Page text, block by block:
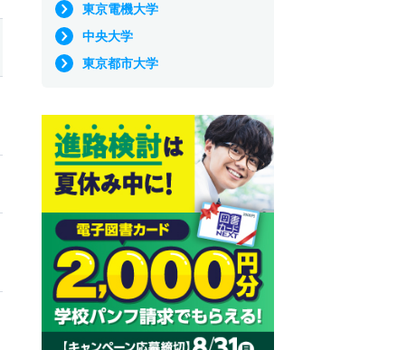
東京電機大学
中央大学
東京都市大学